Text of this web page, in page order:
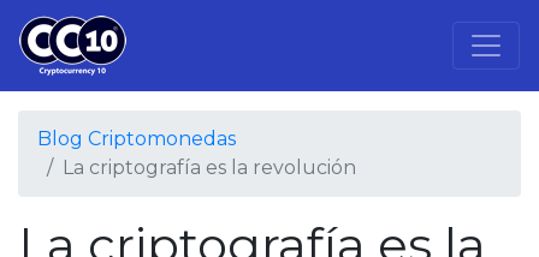
Blog Criptomonedas
La criptografía es la revolución
La criptografía es la